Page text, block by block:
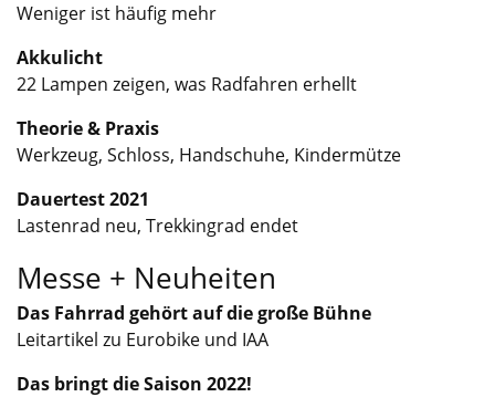
Weniger ist häufig mehr
Akkulicht
22 Lampen zeigen, was Radfahren erhellt
Theorie & Praxis
Werkzeug, Schloss, Handschuhe, Kindermütze
Dauertest 2021
Lastenrad neu, Trekkingrad endet
Messe + Neuheiten
Das Fahrrad gehört auf die große Bühne
Leitartikel zu Eurobike und IAA
Das bringt die Saison 2022!